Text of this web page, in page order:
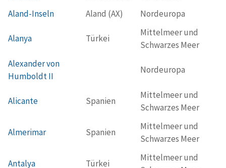
Aland-Inseln
Aland (AX) Nordeuropa
Alanya Türkei
Mittelmeer und
Schwarzes Meer
Alexander von
Humboldt II
Nordeuropa
Alicante Spanien
Mittelmeer und
Schwarzes Meer
Almerimar Spanien
Mittelmeer und
Schwarzes Meer
Antalya Türkei
Mittelmeer und